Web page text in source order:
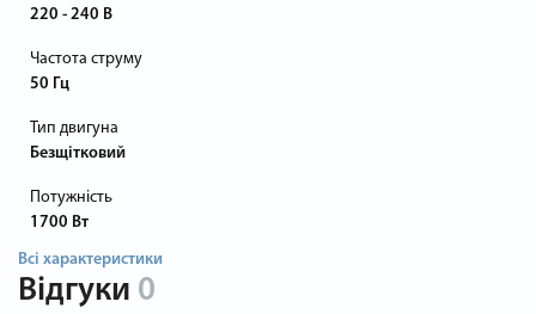
220 - 240 В
Частота струму
50 Гц
Тип двигуна
Безщітковий
Потужність
1700 Вт
Всі характеристики
Відгуки 0